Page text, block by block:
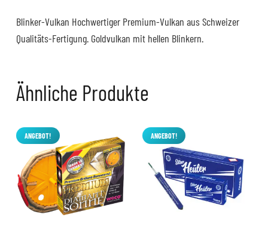
Blinker-Vulkan Hochwertiger Premium-Vulkan aus Schweizer
Qualitäts-Fertigung. Goldvulkan mit hellen Blinkern.
Ähnliche Produkte
ANGEBOT! ANGEBOT!